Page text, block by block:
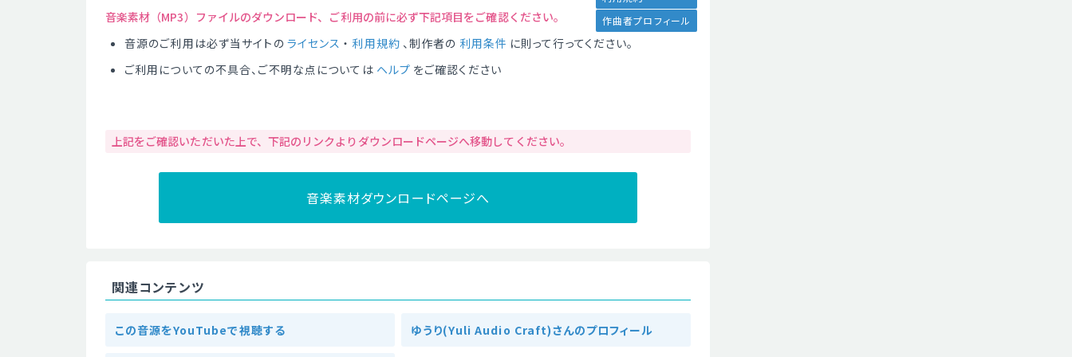
作曲者プロフィール
音楽素材（MP3）ファイルのダウンロード、ご利用の前に必ず下記項目をご確認ください。
音源のご利用は必ず当サイトの ライセンス ・ 利用規約 、制作者の 利用条件 に則って行ってください。
ご利用についての不具合、ご不明な点については ヘルプ をご確認ください
上記をご確認いただいた上で、下記のリンクよりダウンロードページへ移動してください。
音楽素材ダウンロードページへ
関連コンテンツ
この音源をYouTubeで視聴する ゆうり(Yuli Audio Craft)さんのプロフィール